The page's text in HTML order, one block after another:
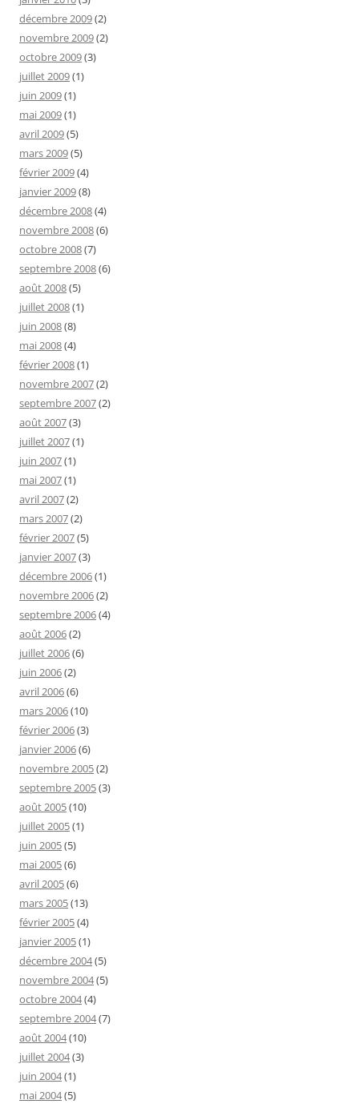
décembre 2009(2)
novembre 2009(2)
octobre 2009(3)
juillet 2009(1)
juin 2009(1)
mai 2009(1)
avril 2009(5)
mars 2009(5)
février 2009(4)
janvier 2009(8)
décembre 2008(4)
novembre 2008(6)
octobre 2008(7)
septembre 2008(6)
août 2008(5)
juillet 2008(1)
juin 2008(8)
mai 2008(4)
février 2008(1)
novembre 2007(2)
septembre 2007(2)
août 2007(3)
juillet 2007(1)
juin 2007(1)
mai 2007(1)
avril 2007(2)
mars 2007(2)
février 2007(5)
janvier 2007(3)
décembre 2006(1)
novembre 2006(2)
septembre 2006(4)
août 2006(2)
juillet 2006(6)
juin 2006(2)
avril 2006(6)
mars 2006(10)
février 2006(3)
janvier 2006(6)
novembre 2005(2)
septembre 2005(3)
août 2005(10)
juillet 2005(1)
juin 2005(5)
mai 2005(6)
avril 2005(6)
mars 2005(13)
février 2005(4)
janvier 2005(1)
décembre 2004(5)
novembre 2004(5)
octobre 2004(4)
septembre 2004(7)
août 2004(10)
juillet 2004(3)
juin 2004(1)
mai 2004(5)